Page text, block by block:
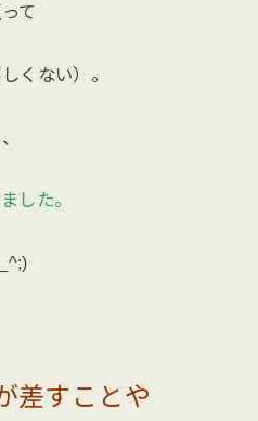
て
くない）。
した。
差すことや